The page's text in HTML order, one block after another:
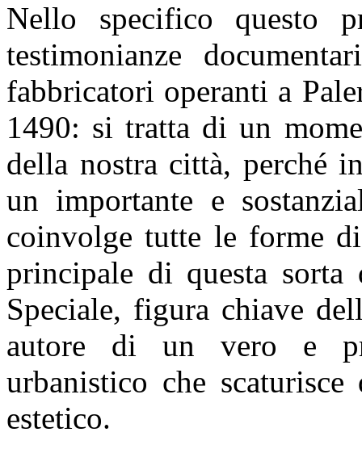
Nello specifico questo
testimonianze
fabbricatori operanti a
1490: si tratta di un
della nostra città, perché
un importante e
coinvolge tutte le forme
principale di questa
Speciale, figura chiave
autore di un vero e
urbanistico che
estetico.